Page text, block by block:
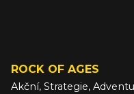
ROCK OF AGES
Akční, Strategie,